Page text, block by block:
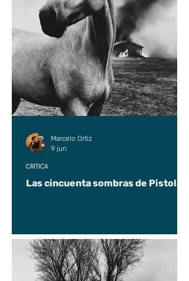
Las cincuenta sombras de Pistolas
CRÍTICA
Marcelo Ortiz
9 jun